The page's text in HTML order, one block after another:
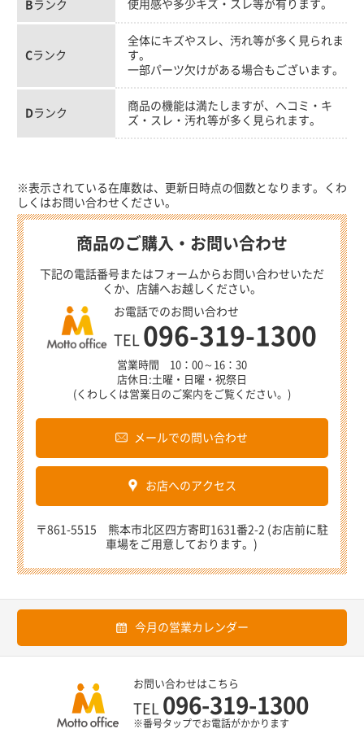
B ランク 使用感や多少キズ・スレ等が有ります。
Cランク
全体にキズやスレ、汚れ等が多く見られま
す。
一部パーツ欠けがある場合もございます。
Dランク
商品の機能は満たしますが、ヘコミ・キ
ズ・スレ・汚れ等が多く見られます。
※表示されている在庫数は、更新日時点の個数となります。くわ
しくはお問い合わせください。
商品のご購入・お問い合わせ
下記の電話番号またはフォームからお問い合わせいただ
くか、店舗へお越しください。
お電話でのお問い合わせ
TEL 096-319-1300
営業時間 10：00～16：30
店休日:土曜・日曜・祝祭日
(くわしくは営業日のご案内をご覧ください。)
メールでの問い合わせ
お店へのアクセス
〒861-5515 熊本市北区四方寄町1631番2-2 (お店前に駐
車場をご用意しております。)
今月の営業カレンダー
お問い合わせはこちら
TEL 096-319-1300
※番号タップでお電話がかかります